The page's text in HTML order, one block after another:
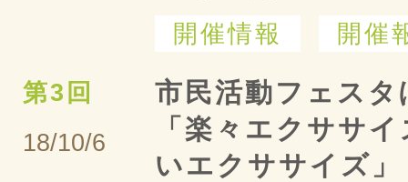
開催情報 開催
第3回
18/10/6
市民活動フェス
「楽々エクササ
いエクササイズ